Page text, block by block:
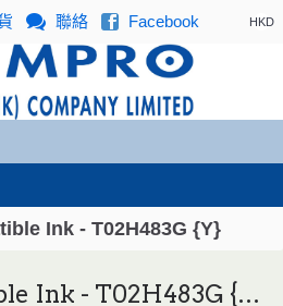
HKD
聯絡 Facebook
Ink - T02H483G {Y}
Epson Compatible Ink - T02H483G {Y}